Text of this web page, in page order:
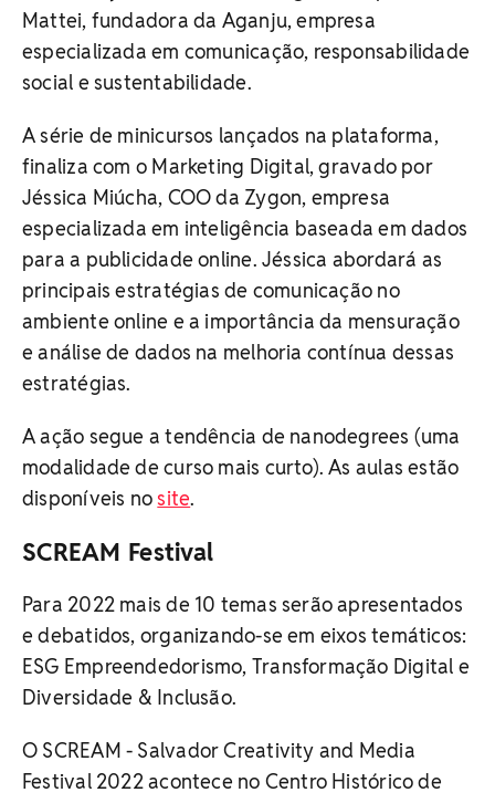
Mattei, fundadora da Aganju, empresa
especializada em comunicação, responsabilidade
social e sustentabilidade.
A série de minicursos lançados na plataforma,
finaliza com o Marketing Digital, gravado por
Jéssica Miúcha, COO da Zygon, empresa
especializada em inteligência baseada em dados
para a publicidade online. Jéssica abordará as
principais estratégias de comunicação no
ambiente online e a importância da mensuração
e análise de dados na melhoria contínua dessas
estratégias.
A ação segue a tendência de nanodegrees (uma
modalidade de curso mais curto). As aulas estão
disponíveis nosite.
SCREAM Festival
Para 2022 mais de 10 temas serão apresentados
e debatidos, organizando-se em eixos temáticos:
ESG Empreendedorismo, Transformação Digital e
Diversidade & Inclusão.
O SCREAM - Salvador Creativity and Media
Festival 2022 acontece no Centro Histórico de